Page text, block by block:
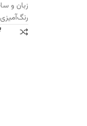
رنگ‌آمیزی